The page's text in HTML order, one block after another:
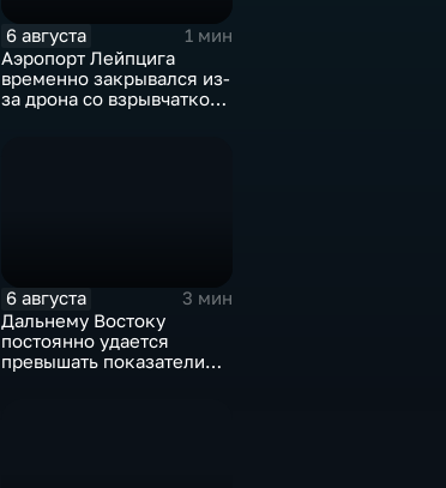
6 августа
1 мин
Аэропорт Лейпцига
временно закрывался из-
за дрона со взрывчаткой
6 августа
3 мин
Дальнему Востоку
постоянно удается
превышать показатели